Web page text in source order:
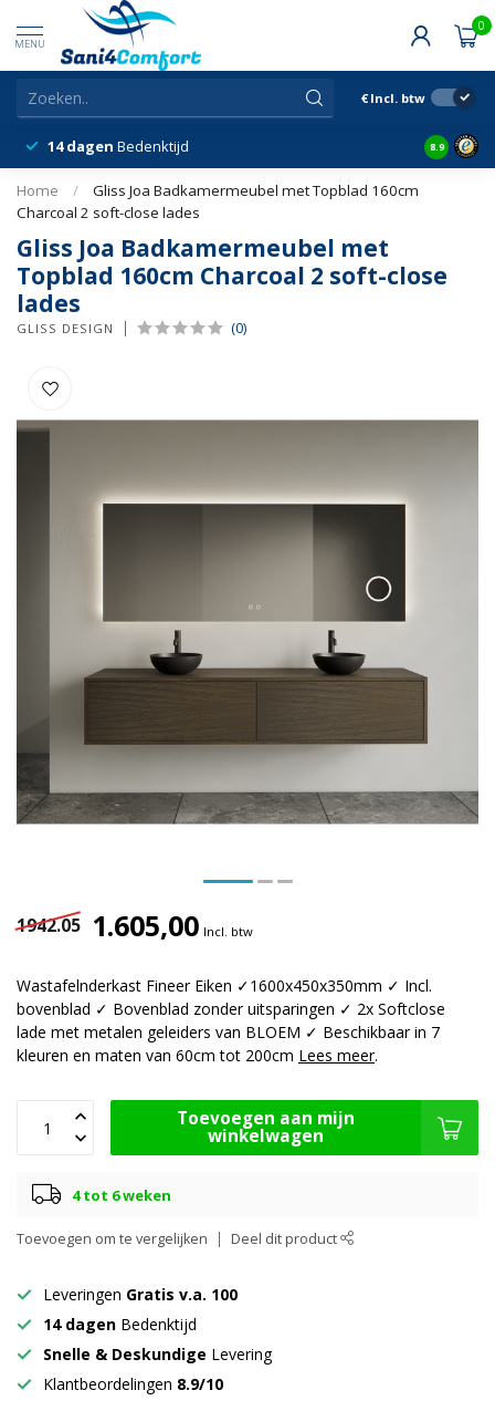
MENU
0
€ Incl. btw
14 dagen Bedenktijd Snelle
8.9
Home /
Gliss Joa Badkamermeubel met Topblad 160cm
Charcoal 2 soft-close lades
Gliss Joa Badkamermeubel met
Topblad 160cm Charcoal 2 soft-close
lades
GLISS DESIGN (0)
1942.05 1.605,00 Incl. btw
Wastafelnderkast Fineer Eiken ✓1600x450x350mm ✓ Incl.
bovenblad ✓ Bovenblad zonder uitsparingen ✓ 2x Softclose
lade met metalen geleiders van BLOEM ✓ Beschikbaar in 7
kleuren en maten van 60cm tot 200cm Lees meer.
Toevoegen aan mijn
winkelwagen
4 tot 6 weken
Toevoegen om te vergelijken Deel dit product
Leveringen Gratis v.a. 100
14 dagen Bedenktijd
Snelle & Deskundige Levering
Klantbeordelingen 8.9/10